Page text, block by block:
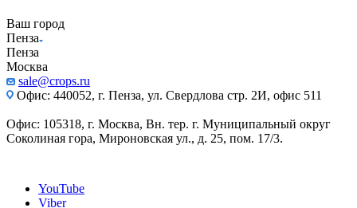
Ваш город
Пенза
Пенза
Москва
sale@crops.ru
Офис: 440052, г. Пенза, ул. Свердлова стр. 2И, офис 511
Офис: 105318, г. Москва, Вн. тер. г. Муниципальный округ
Соколиная гора, Мироновская ул., д. 25, пом. 17/3.
YouTube
Viber